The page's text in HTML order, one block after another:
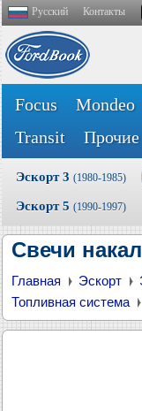
Русский Контакты
Focus Mondeo
Transit
Прочие
Эскорт 3 (1980-1985)
Эскорт 5 (1990-1997)
Свечи
Главная Эскорт
Топливная система